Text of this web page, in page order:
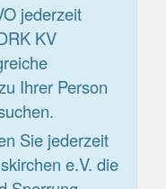
jederzeit
KV
Ihrer Person
Sie jederzeit
e.V. die